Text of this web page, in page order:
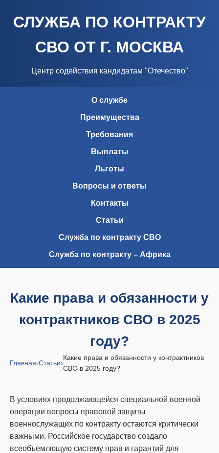
СЛУЖБА ПО КОНТРАКТУ
СВО ОТ Г. МОСКВА
Центр содействия кандидатам "Отечество"
О службе
Преимущества
Требования
Выплаты
Льготы
Вопросы и ответы
Контакты
Статьи
Служба по контракту СВО
Служба по контракту – Африка
Какие права и обязанности у
контрактников СВО в 2025
году?
Главная›Статьи›
Какие права и обязанности у контрактников
СВО в 2025 году?
В условиях продолжающейся специальной военной
операции вопросы правовой защиты
военнослужащих по контракту остаются критически
важными. Российское государство создало
всеобъемлющую систему прав и гарантий для